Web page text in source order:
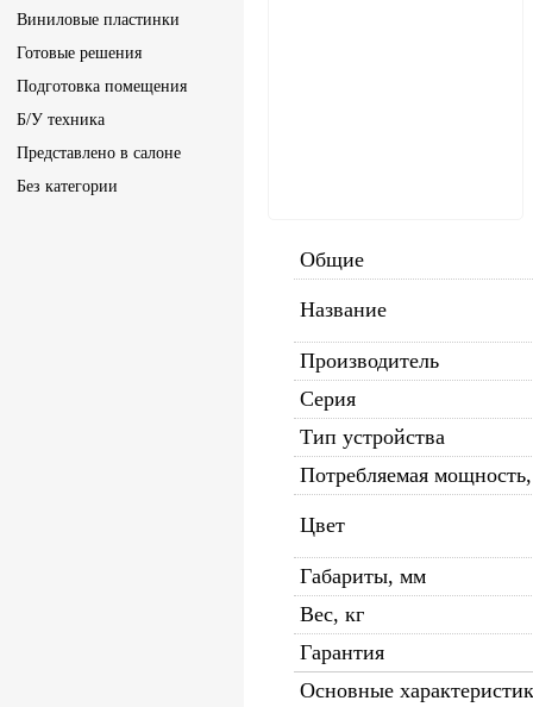
Виниловые пластинки
Готовые решения
Подготовка помещения
Б/У техника
Представлено в салоне
Без категории
Общие
Название
Производитель
Серия
Тип устройства
Потребляемая
Цвет
Габариты, мм
Вес, кг
Гарантия
Основные